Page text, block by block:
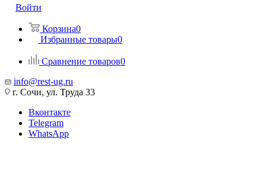
Войти
Корзина0
Избранные товары0
Сравнение товаров0
info@rest-ug.ru
г. Сочи, ул. Труда 33
Вконтакте
Telegram
WhatsApp